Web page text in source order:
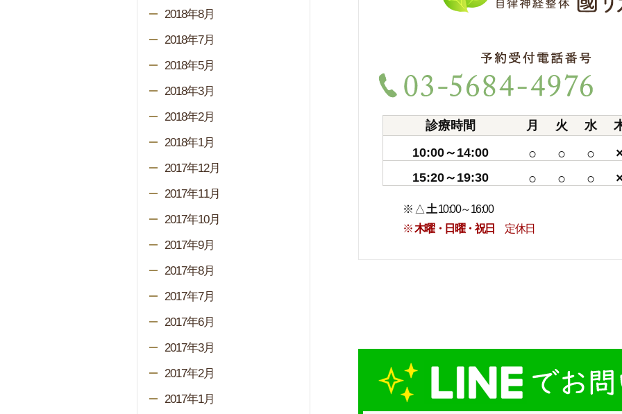
診療時間 月 火 水
10:00～14:00
○ ○ ○
15:20～19:30 ○ ○ ○
※ △ 土10:00～16:00
※木曜・日曜・祝日 定休日
2018年8月
2018年7月
2018年5月
2018年3月
2018年2月
2018年1月
2017年12月
2017年11月
2017年10月
2017年9月
2017年8月
2017年7月
2017年6月
2017年3月
2017年2月
2017年1月